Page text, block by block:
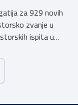
za 929 novih
zvanje u
ispita u
majstor
te